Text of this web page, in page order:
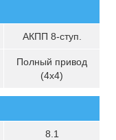
АКПП 8-ступ.
Полный привод
(4х4)
8.1